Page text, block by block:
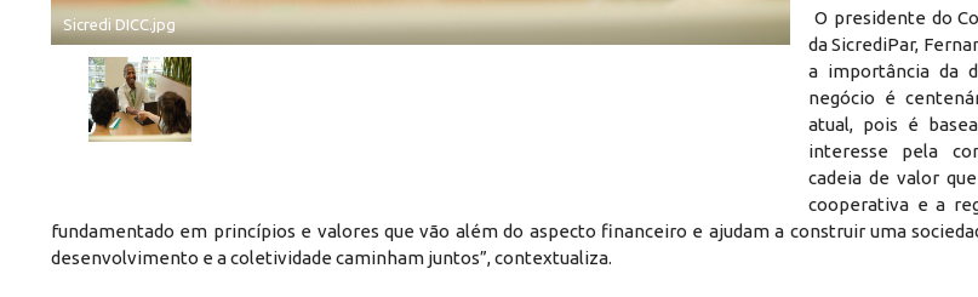
Sicredi DICC.jpg
O presidente do
da SicrediPar,
a importância da
negócio é
atual, pois é
interesse pela
cadeia de valor
cooperativa e a
fundamentado em princípios e valores que vão além do aspecto financeiro e ajudam a construir uma
desenvolvimento e a coletividade caminham juntos”, contextualiza.